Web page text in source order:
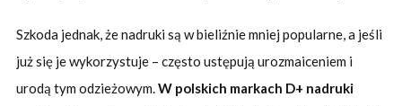
Szkoda jednak, że nadruki są w bieliźnie mniej popularne, a jeśli
już się je wykorzystuje – często ustępują urozmaiceniem i
urodą tym odzieżowym.W polskich markach D+ nadruki